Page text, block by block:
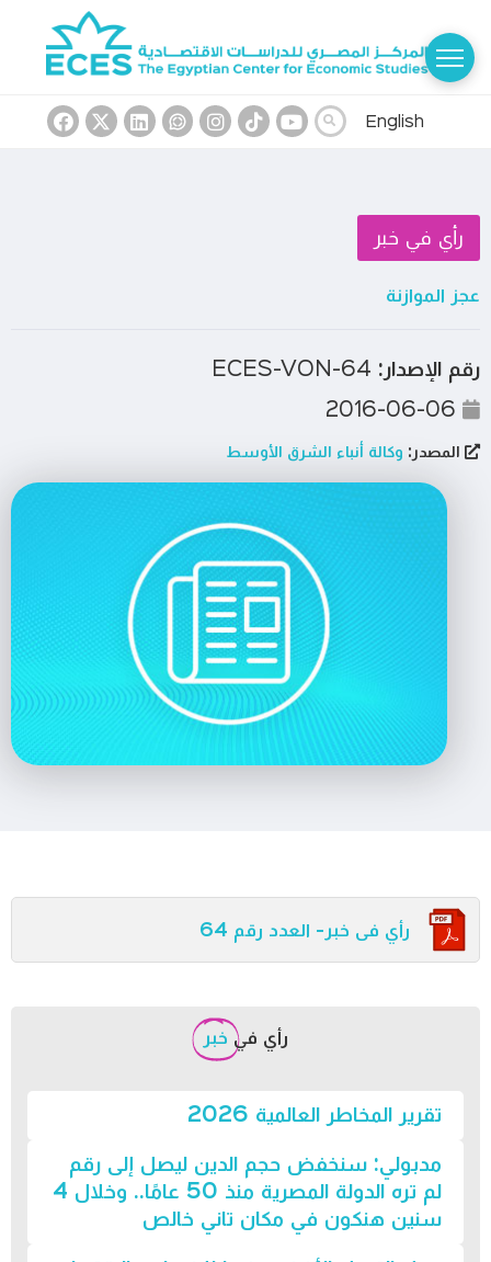
English
رأي في خبر
عجز الموازنة
رقم الإصدار:
المصدر: وكالة أنباء الشرق الأوسط
رأي فى خبر- العدد رقم 64
رأي في خبر
تقرير المخاطر العالمية 2026
مدبولي: سنخفض حجم الدين ليصل إلى رقم
لم تره الدولة المصرية منذ 50 عامًا.. وخلال 4
سنين هنكون في مكان تاني خالص